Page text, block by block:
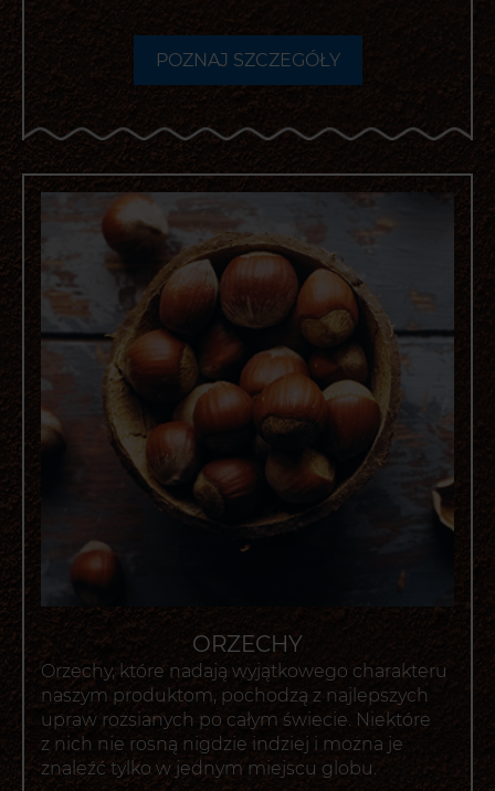
POZNAJ SZCZEGÓŁY
-
OTWIERA
POPUP
Z DODATKOWYMI
INFORMACJAMI
ORZECHY
Orzechy, które nadają wyjątkowego charakteru
naszym produktom, pochodzą z najlepszych
upraw rozsianych po całym świecie. Niektóre
z nich nie rosną nigdzie indziej i można je
znaleźć tylko w jednym miejscu globu.